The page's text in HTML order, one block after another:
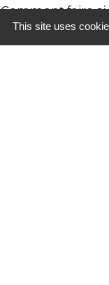
Comment faire
Je pars de chez
This site uses